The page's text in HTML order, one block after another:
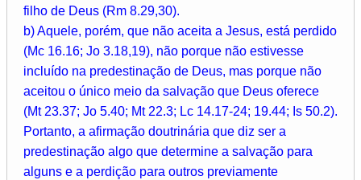
filho de Deus (Rm 8.29,30).
b) Aquele, porém, que não aceita a Jesus, está perdido
(Mc 16.16; Jo 3.18,19), não porque não estivesse
incluído na predestinação de Deus, mas porque não
aceitou o único meio da salvação que Deus oferece
(Mt 23.37; Jo 5.40; Mt 22.3; Lc 14.17-24; 19.44; Is 50.2).
Portanto, a afirmação doutrinária que diz ser a
predestinação algo que determine a salvação para
alguns e a perdição para outros previamente